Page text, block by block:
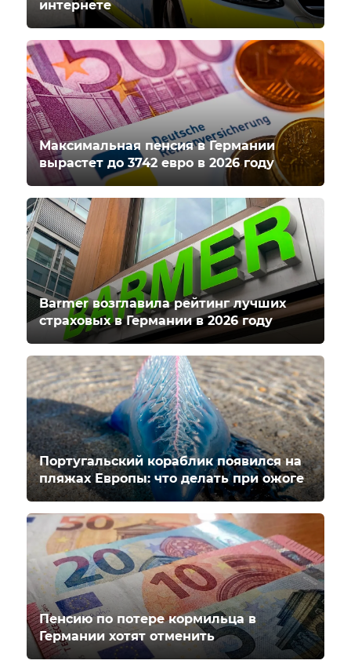
интернете
Максимальная пенсия в Германии
вырастет до 3742 евро в 2026 году
Barmer возглавила рейтинг лучших
страховых в Германии в 2026 году
Португальский кораблик появился на
пляжах Европы: что делать при ожоге
Пенсию по потере кормильца в
Германии хотят отменить